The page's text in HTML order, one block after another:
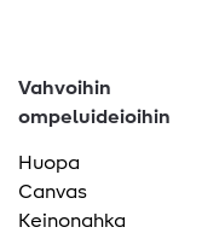
Vahvoihin
ompeluideioihin
Huopa
Canvas
Keinonahka